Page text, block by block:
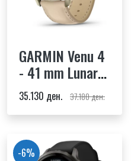
GARMIN Venu 4
- 41 mm Lunar
Gold, Bone
Silicone Band &
Light Sand
Leather Band
35.130 ден. 37.180 ден.
-6%